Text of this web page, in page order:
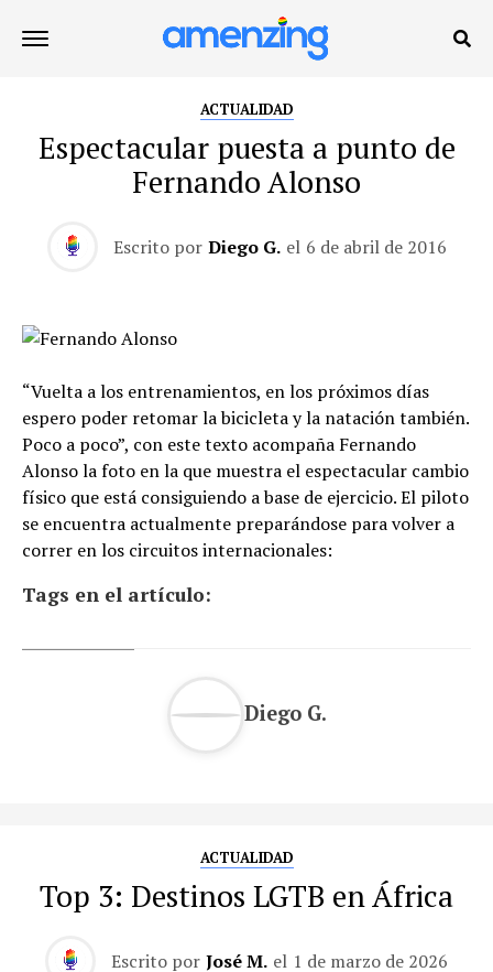
ACTUALIDAD
Espectacular puesta a punto de
Fernando Alonso
Escrito por Diego G. el 6 de abril de 2016
“Vuelta a los entrenamientos, en los próximos días
espero poder retomar la bicicleta y la natación también.
Poco a poco”, con este texto acompaña Fernando
Alonso la foto en la que muestra el espectacular cambio
físico que está consiguiendo a base de ejercicio. El piloto
se encuentra actualmente preparándose para volver a
correr en los circuitos internacionales:
Tags en el artículo:
Diego G.
ACTUALIDAD
Top 3: Destinos LGTB en África
Escrito por José M. el 1 de marzo de 2026